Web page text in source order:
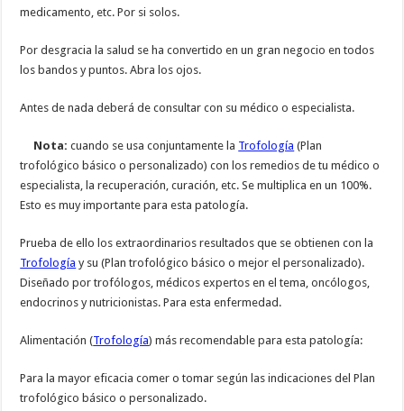
medicamento, etc. Por si solos.
Por desgracia la salud se ha convertido en un gran negocio en todos
los bandos y puntos. Abra los ojos.
Antes de nada deberá de consultar con su médico o especialista.
Nota:cuando se usa conjuntamente la Trofología (Plan
trofológico básico o personalizado) con los remedios de tu médico o
especialista, la recuperación, curación, etc. Se multiplica en un 100%.
Esto es muy importante para esta patología.
Prueba de ello los extraordinarios resultados que se obtienen con la
Trofología y su (Plan trofológico básico o mejor el personalizado).
Diseñado por trofólogos, médicos expertos en el tema, oncólogos,
endocrinos y nutricionistas. Para esta enfermedad.
Alimentación (Trofología) más recomendable para esta patología:
Para la mayor eficacia comer o tomar según las indicaciones del Plan
trofológico básico o personalizado.